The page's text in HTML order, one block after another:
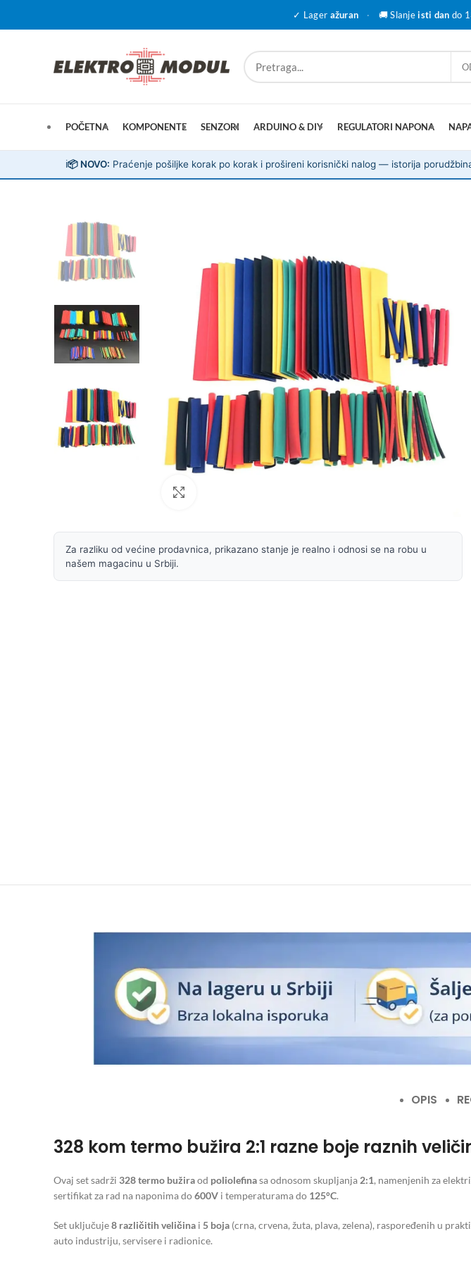
✓ Lager ažuran · 🚚 Slanjeisti dan do
POČETNA KOMPONENTE SENZORI ARDUINO & DIY REGULATORI NAPONA
ℹ️📦 NOVO: Praćenje pošiljke korak po korak i prošireni korisnički nalog — istorija
Za razliku od većine prodavnica, prikazano stanje je realno i odnosi se na robu u
našem magacinu u Srbiji.
OPIS
328 kom termo bužira 2:1 razne boje raznih
Ovaj set sadrži 328 termo bužiraod poliolefinasa odnosom skupljanja 2:1, namenjenih za
sertifikat za rad na naponima do600V i temperaturama do 125°C.
Set uključuje8 različitih veličina i 5 boja (crna, crvena, žuta, plava, zelena), raspoređenih u
auto industriju, servisere i radionice.